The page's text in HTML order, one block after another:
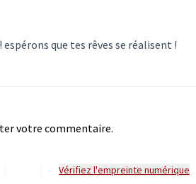
que tes rêves se réalisent !
votre commentaire.
Vérifiez l'empreinte numérique